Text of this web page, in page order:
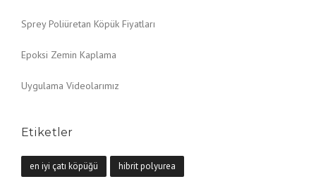
Sprey Poliüretan Köpük Fiyatları
Epoksi Zemin Kaplama
Uygulama Videolarımız
Etiketler
en iyi çatı köpüğü hibrit polyurea